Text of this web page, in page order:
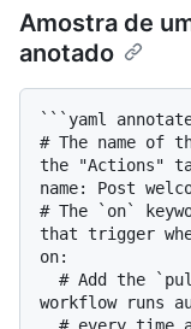
Amostra de
anotado
```yaml
# The name of
the "Actions"
name: Post
# The `on`
that trigger
on:
workflow runs